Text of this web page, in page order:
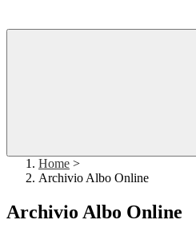
Home >
Archivio Albo Online
Archivio Albo Online